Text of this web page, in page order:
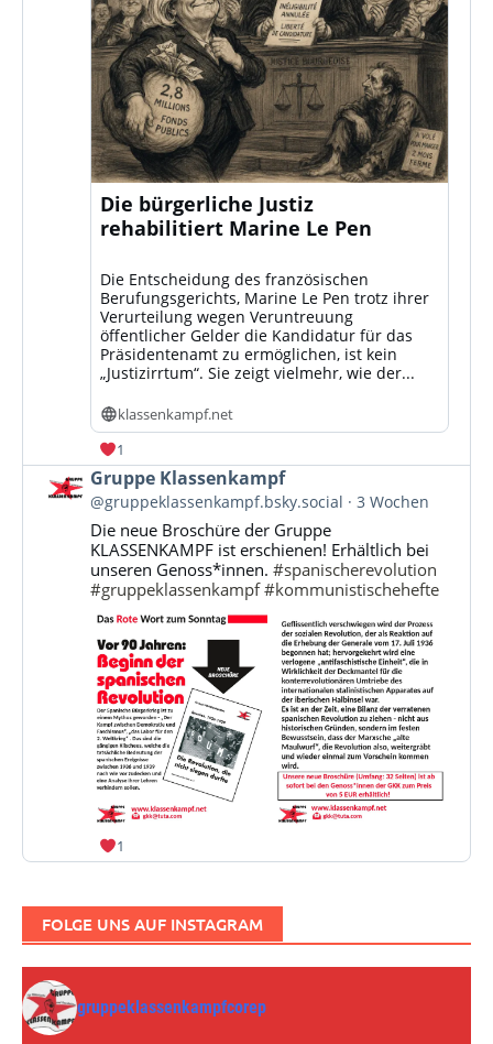
Die bürgerliche Justiz
rehabilitiert Marine Le Pen
Die Entscheidung des französischen
Berufungsgerichts, Marine Le Pen trotz ihrer
Verurteilung wegen Veruntreuung
öffentlicher Gelder die Kandidatur für das
Präsidentenamt zu ermöglichen, ist kein
„Justizirrtum“. Sie zeigt vielmehr, wie der...
klassenkampf.net
1
Beitrag
von
Gruppe
Klassenkampf
Bluesky
ansehen
Gruppe Klassenkampf
@gruppeklassenkampf.bsky.social 3 Wochen
Die neue Broschüre der Gruppe
KLASSENKAMPF ist erschienen! Erhältlich bei
unseren Genoss*innen.#spanischerevolution
#gruppeklassenkampf #kommunistischehefte
1
FOLGE UNS AUF INSTAGRAM
gruppeklassenkampfcorep